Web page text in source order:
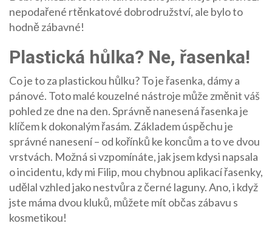
nepodařené rtěnkatové dobrodružství, ale bylo to
hodně zábavné!
Plastická hůlka? Ne, řasenka!
Co je to za plastickou hůlku? To je řasenka, dámy a
pánové. Toto malé kouzelné nástroje může změnit váš
pohled ze dne na den. Správně nanesená řasenka je
klíčem k dokonalým řasám. Základem úspěchu je
správné nanesení – od kořínků ke koncům a to ve dvou
vrstvách. Možná si vzpomínáte, jak jsem kdysi napsala
o incidentu, kdy mi Filip, mou chybnou aplikací řasenky,
udělal vzhled jako nestvůra z černé laguny. Ano, i když
jste máma dvou kluků, můžete mít občas zábavu s
kosmetikou!